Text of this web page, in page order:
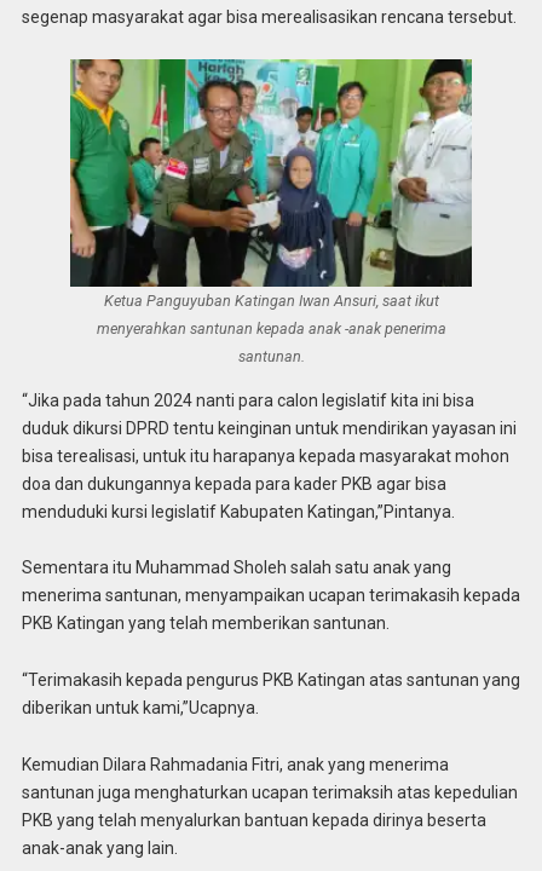
segenap masyarakat agar bisa merealisasikan rencana tersebut.
Ketua Panguyuban Katingan Iwan Ansuri, saat ikut
menyerahkan santunan kepada anak -anak penerima
santunan.
“Jika pada tahun 2024 nanti para calon legislatif kita ini bisa
duduk dikursi DPRD tentu keinginan untuk mendirikan yayasan ini
bisa terealisasi, untuk itu harapanya kepada masyarakat mohon
doa dan dukungannya kepada para kader PKB agar bisa
menduduki kursi legislatif Kabupaten Katingan,”Pintanya.
Sementara itu Muhammad Sholeh salah satu anak yang
menerima santunan, menyampaikan ucapan terimakasih kepada
PKB Katingan yang telah memberikan santunan.
“Terimakasih kepada pengurus PKB Katingan atas santunan yang
diberikan untuk kami,”Ucapnya.
Kemudian Dilara Rahmadania Fitri, anak yang menerima
santunan juga menghaturkan ucapan terimaksih atas kepedulian
PKB yang telah menyalurkan bantuan kepada dirinya beserta
anak-anak yang lain.